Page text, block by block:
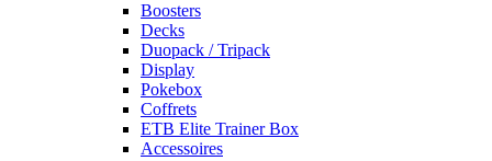
Boosters
Decks
Duopack / Tripack
Display
Pokebox
Coffrets
ETB Elite Trainer Box
Accessoires